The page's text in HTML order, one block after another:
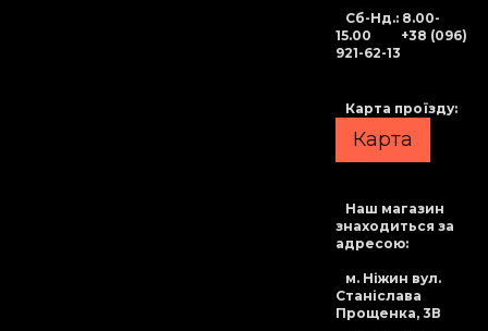
Сб-Нд.: 8.00-
15.00 +38 (096)
921-62-13
Карта проїзду:
Карта
Наш магазин
знаходиться за
адресою:
м. Ніжин вул.
Станіслава
Прощенка, 3В